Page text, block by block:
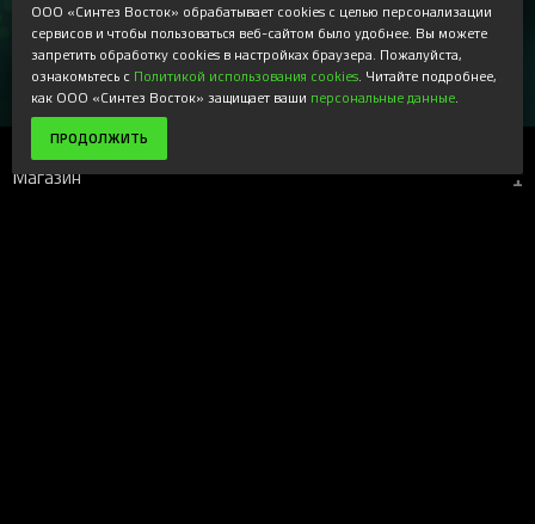
Регистрируясь, Вы соглашаетесь получать наши
информационные рассылки и специальные предложения,
доступные только для подписчиков. Ознакомьтесь с нашей
Политикой конфиденциальности
Магазин +
ООО «Синтез Восток» обрабатывает cookies с целью персонализации
сервисов и чтобы пользоваться веб-сайтом было удобнее. Вы можете
запретить обработку cookies в настройках браузера. Пожалуйста,
ознакомьтесь с Политикой использования cookies . Читайте подробнее,
как ООО «Синтез Восток» защищает ваши персональные данные
ПРОДОЛЖИТЬ